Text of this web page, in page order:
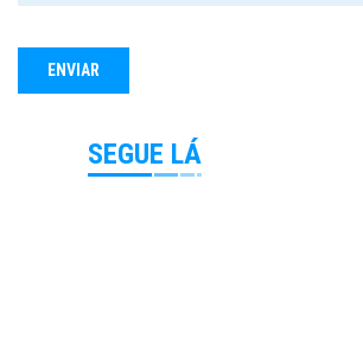
SEGUE LÁ